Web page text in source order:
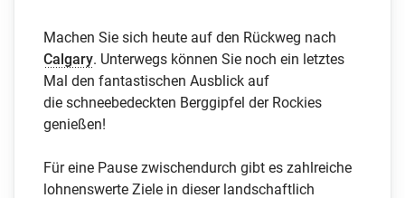
Machen Sie sich heute auf den Rückweg nach
Calgary. Unterwegs können Sie noch ein letztes
Mal den fantastischen Ausblick auf
die schneebedeckten Berggipfel der Rockies
genießen!
Für eine Pause zwischendurch gibt es zahlreiche
lohnenswerte Ziele in dieser landschaftlich